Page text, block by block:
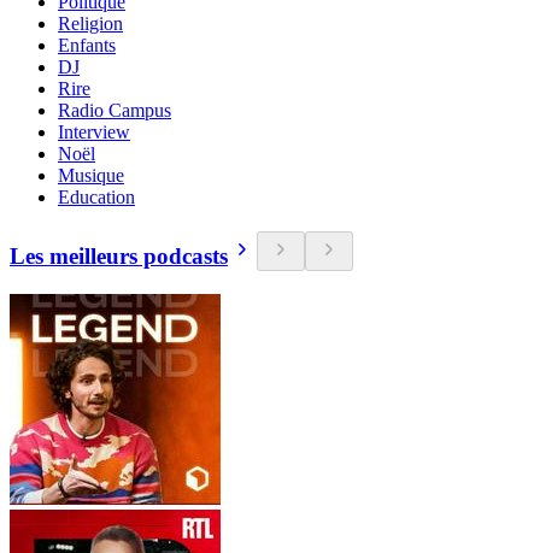
Religion
Enfants
DJ
Rire
Radio Campus
Interview
Noël
Musique
Education
Les meilleurs podcasts